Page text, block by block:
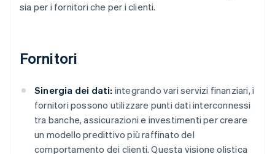
sia per i fornitori che per i clienti.
Fornitori
Sinergia dei dati: integrando vari servizi finanziari, i
fornitori possono utilizzare punti dati interconnessi
tra banche, assicurazioni e investimenti per creare
un modello predittivo più raffinato del
comportamento dei clienti. Questa visione olistica